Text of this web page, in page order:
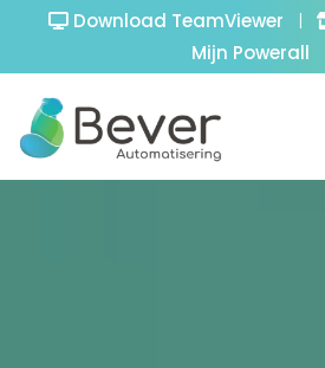
Download TeamViewer |
Mijn Powerall